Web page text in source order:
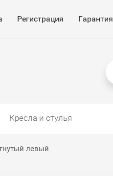
Регистрация Гарантия
Кресла и стулья
левый